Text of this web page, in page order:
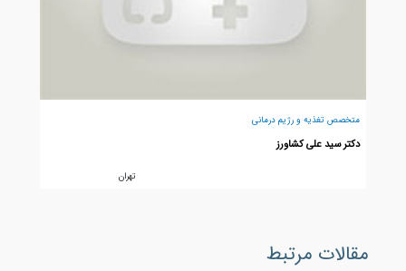
متخصص تغذیه و رژیم درمانی
دکتر سید علی کشاورز
تهران
مقالات مرتبط